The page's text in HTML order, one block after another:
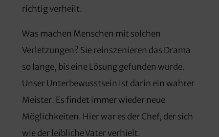
richtig verheilt.
Was machen Menschen mit solchen
Verletzungen? Sie reinszenieren das Drama
so lange, bis eine Lösung gefunden wurde.
Unser Unterbewusstsein ist darin ein wahrer
Meister. Es findet immer wieder neue
Möglichkeiten. Hier war es der Chef, der sich
wie der leibliche Vater verhielt.